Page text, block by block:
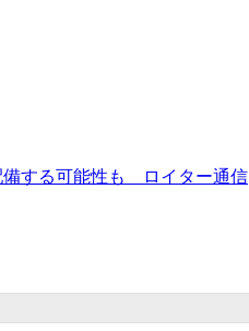
する可能性も ロイター通信